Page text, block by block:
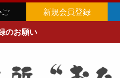
新規会員登録
のお願い